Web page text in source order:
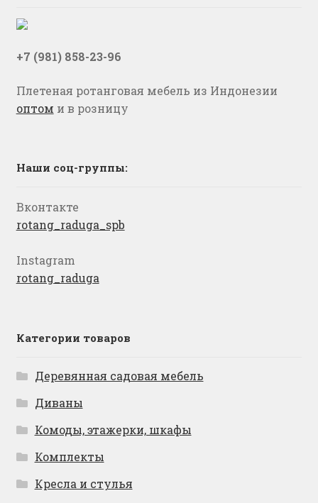
+7 (981) 858-23-96
Плетеная ротанговая мебель из Индонезии
оптом и в розницу
Наши соц-группы:
Вконтакте
rotang_raduga_spb
Instagram
rotang_raduga
Категории товаров
Деревянная садовая мебель
Диваны
Комоды, этажерки, шкафы
Комплекты
Кресла и стулья